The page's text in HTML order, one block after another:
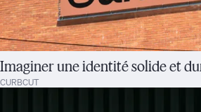
Imaginer une identité solide et
CURBCUT